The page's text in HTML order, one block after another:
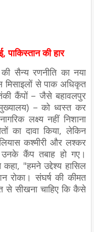
पाकिस्तान की हार
सैन्य रणनीति का नया
मिसाइलों से पाक अधिकृत
कैंपों – जैसे बहावलपुर
– को ध्वस्त कर
लक्ष्य नहीं निशाना
का दावा किया, लेकिन
कश्मीरी और लश्कर
उनके कैंप तबाह हो गए।
"हमने उद्देश्य हासिल
रोका। संघर्ष की कीमत
से सीखना चाहिए कि कैसे